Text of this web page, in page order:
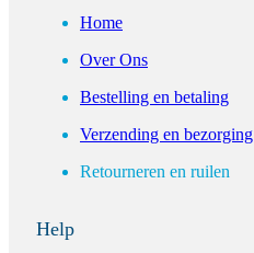
Home
Over Ons
Bestelling en betaling
Verzending en bezorging
Retourneren en ruilen
Help